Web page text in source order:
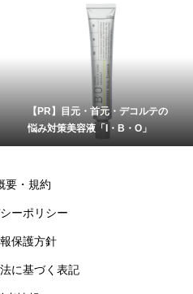
【PR】目元・首元・デコルテの
悩み対策美容液「I・B・O」
要・規約
ーポリシー
保護方針
に基づく表記